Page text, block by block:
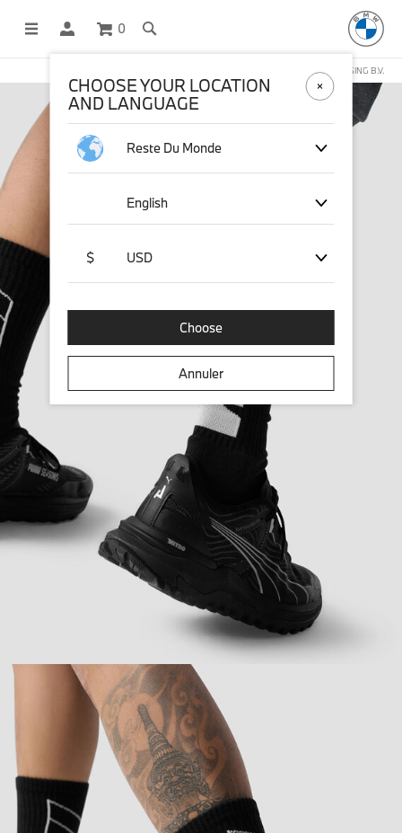
0
BOUTIQUE EN LIGNE GÉRÉE PAR STICHD SPORTSMERCHANDISING B.V.
CHOOSE YOUR LOCATION
AND LANGUAGE
Reste Du Monde
English
$ USD
Choose
Annuler